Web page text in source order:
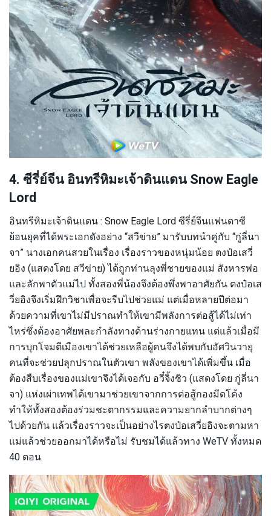
4. ซีรี่ย์จีน อินทรีหิมะเจ้าดินแดน Snow Eagle
Lord
อินทรีหิมะเจ้าดินแดน : Snow Eagle Lord ซีรี่ย์จีนแฟนตาซี
ย้อนยุคที่ได้พระเอกดังอย่าง “สวีข่าย” มารับบทนำคู่กับ “กู่ลี่นา
จา” นางเอกคนสวยในเรื่อง เรื่องราวของหนุ่มน้อย ตงป๋อเสวี่
ยอิง (แสดงโดย สวีข่าย) ได้ถูกท่านลุงพี่ชายของแม่ สังหารพ่อ
และลักพาตัวแม่ไป ทั้งสองพี่น้องจึงต้องพึ่งพาอาศัยกัน ตงป๋อเส
วี่ยอิงจึงเริ่มฝึกวิชาเพื่อจะรีบไปช่วยแม่ แต่เมื่อหลายปีต่อมา
ด้วยความที่เขาไม่มีปราณทำให้เขามีพลังการต่อสู้ได้ไม่เท่า
ไหร่ซึ่งต้องอาศัยพละกำลังทางด้านร่างกายแทน แต่แล้วเมื่อมี
การบุกโจมตีเมืองเขาได้ช่วยเหลือผู้คนจึงได้พบกับอัศวินวายุ
คนที่จะช่วยปลุกปราณในตัวเขา พลังของเขาได้เพิ่มขึ้น เมื่อ
ต้องสืบเรื่องของแม่เขาจึงได้เจอกับ อวี๋จิ้งชิว (แสดงโดย กู่ลี่นา
จา) แห่งเผ่าเทพได้เขามาช่วยเขาจากการต่อสู้กองมีดโค้ง
ทำให้ทั้งสองต้องร่วมชะตากรรมและความยากลำบากต่างๆ
ไปด้วยกัน แล้วเรื่องราวจะเป็นอย่างไรตงป๋อเสวี่ยอิงจะตามหา
แม่แล้วช่วยออกมาได้หรือไม่ รับชมได้แล้วทาง WeTV ทั้งหมด
40 ตอน